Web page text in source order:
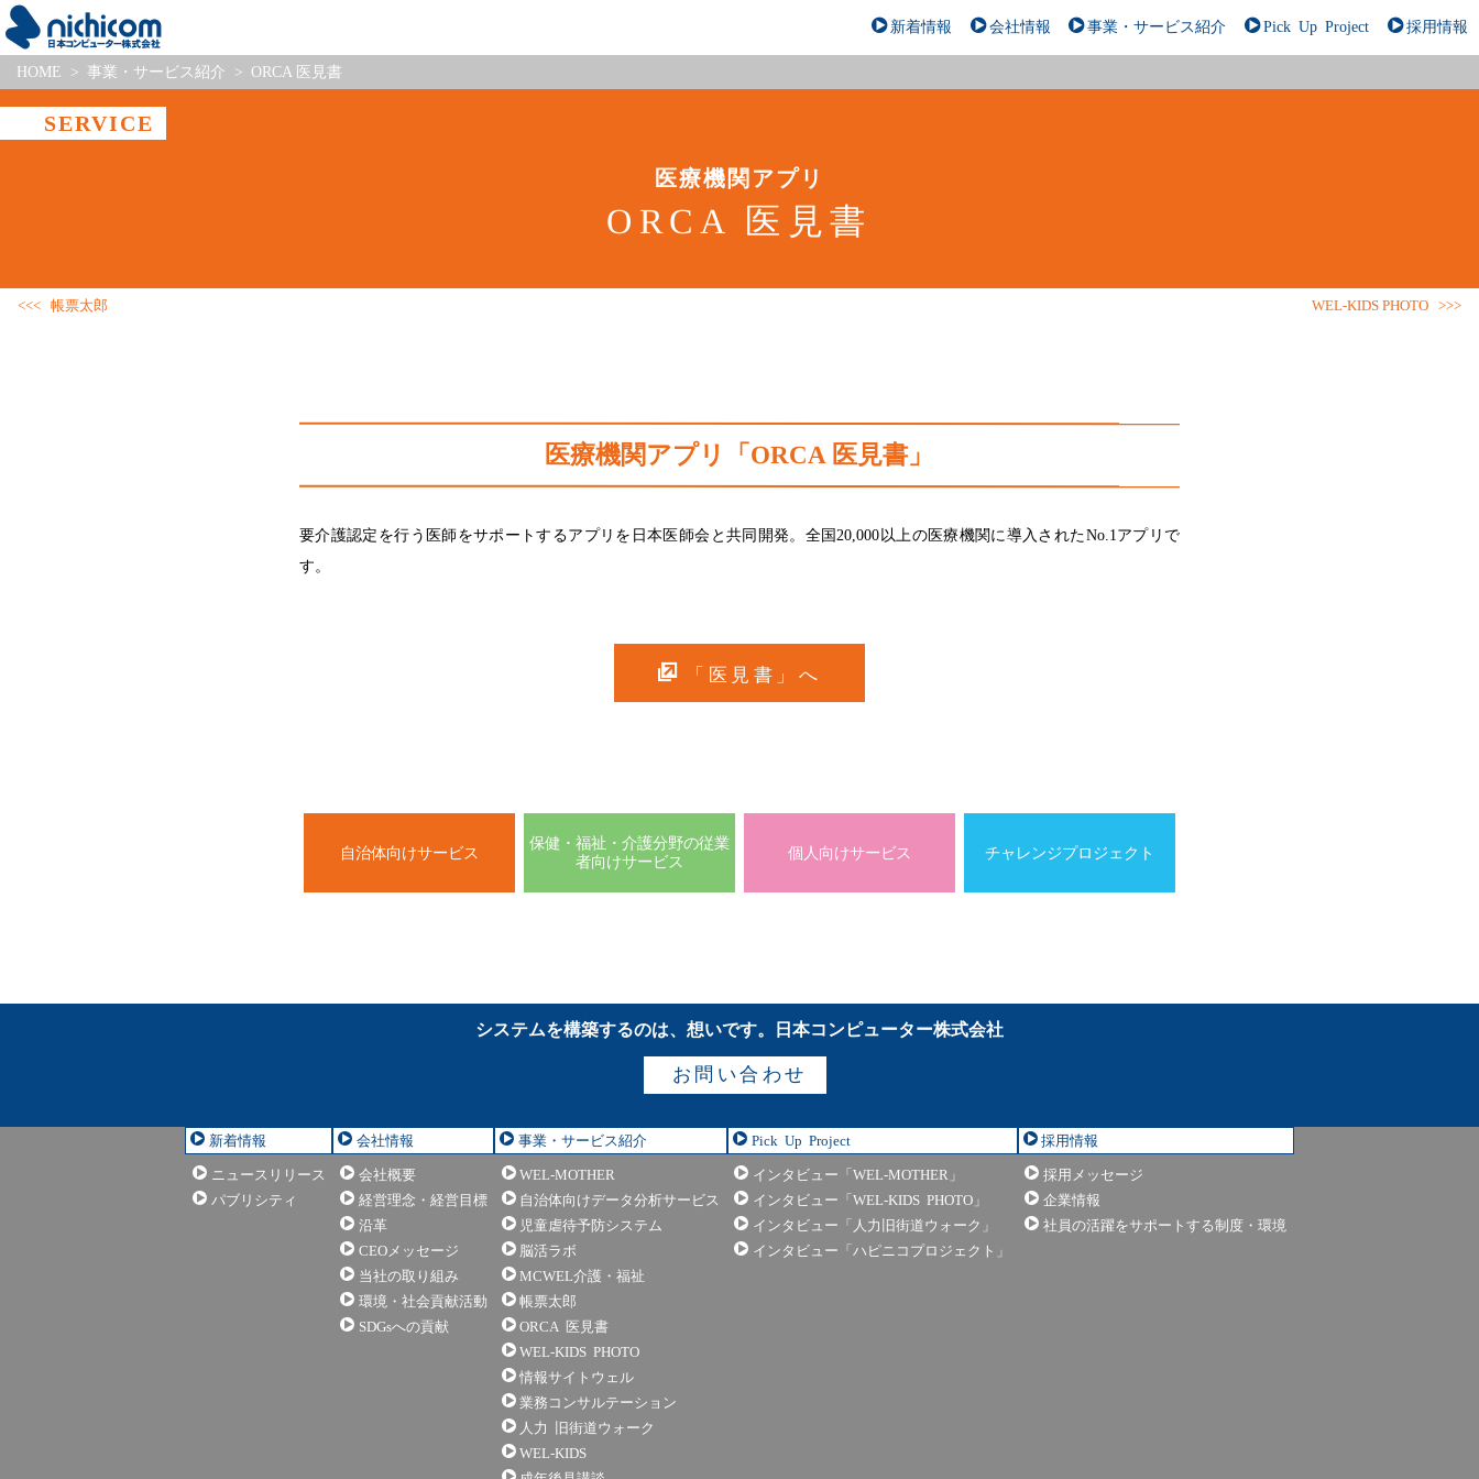
新着情報 会社情報 事業・サービス紹介 Pick Up Project 採用情報
HOME 事業・サービス紹介 ORCA 医見書
SERVICE
医療機関アプリ
ORCA 医見書
帳票太郎 WEL-KIDS PHOTO
医療機関アプリ「ORCA 医見書」
要介護認定を行う医師をサポートするアプリを日本医師会と共同開発。全国20,000以上の医療機関に導入されたNo.1アプリで
す。
「医見書」へ
自治体向けサービス
保健・福祉・介護分野の従業
者向けサービス
個人向けサービス チャレンジプロジェクト
システムを構築するのは、想いです。 日本コンピューター株式会社
お問い合わせ
新着情報
ニュースリリース
パブリシティ
会社情報
会社概要
経営理念・経営目標
沿革
CEOメッセージ
当社の取り組み
環境・社会貢献活動
SDGsへの貢献
事業・サービス紹介
WEL-MOTHER
自治体向けデータ分析サービス
児童虐待予防システム
脳活ラボ
MCWEL介護・福祉
帳票太郎
ORCA 医見書
WEL-KIDS PHOTO
情報サイトウェル
業務コンサルテーション
人力 旧街道ウォーク
WEL-KIDS
Pick Up Project
インタビュー「WEL-MOTHER」
インタビュー「WEL-KIDS PHOTO」
インタビュー「人力旧街道ウォーク」
インタビュー「ハピニコプロジェクト」
採用情報
採用メッセージ
企業情報
社員の活躍をサポートする制度・環境